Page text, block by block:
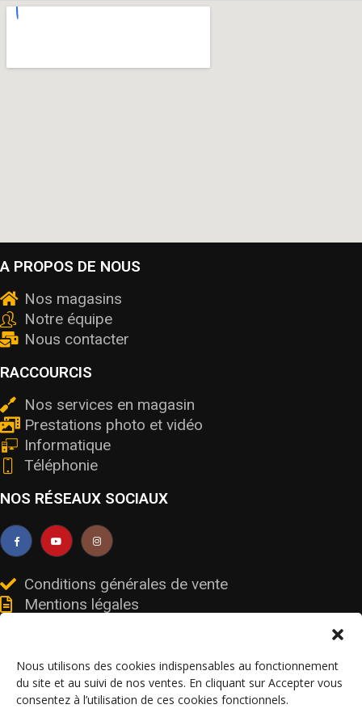
Nous utilisons des cookies indispensables au fonctionnement
du site et au suivi de nos ventes. En cliquant sur Accepter vous
consentez à l’utilisation de ces cookies fonctionnels.
A PROPOS DE NOUS
Nos magasins
Notre équipe
Nous contacter
RACCOURCIS
Nos services en magasin
Prestations photo et vidéo
Informatique
Téléphonie
NOS RÉSEAUX SOCIAUX
Conditions générales de vente
Mentions légales